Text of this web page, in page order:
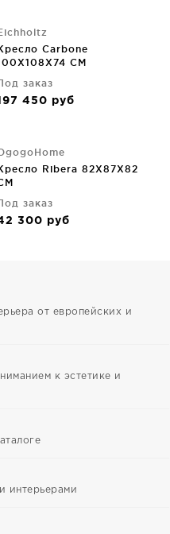
Carbone
CM
заказ
450 руб
Ribera 82X87X82
заказ
300 руб
от европейских и
к эстетике и
интерьерами